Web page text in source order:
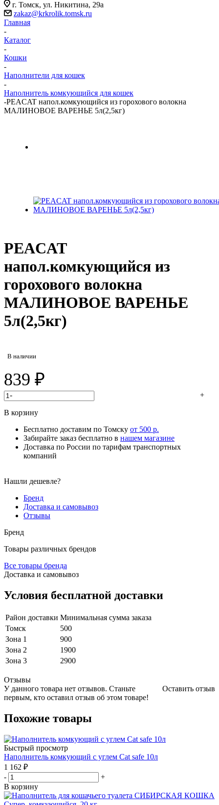
г. Томск, ​ул. Никитина, 29а
zakaz@krkrolik.tomsk.ru
Главная
-
Каталог
-
Кошки
-
Наполнители для кошек
-
Наполнитель комкующийся для кошек
-PEACAT напол.комкующийся из горохового волокна
МАЛИНОВОЕ ВАРЕНЬЕ 5л(2,5кг)
PEACAT
напол.комкующийся из
горохового волокна
МАЛИНОВОЕ ВАРЕНЬЕ
5л(2,5кг)
В наличии
839 ₽
- +
В корзину
Бесплатно доставим по Томску от 500 р.
Забирайте заказ бесплатно в нашем магазине
Доставка по России по тарифам транспортных
компаний
Нашли дешевле?
Бренд
Доставка и самовывоз
Отзывы
Бренд
Товары различных брендов
Все товары бренда
Доставка и самовывоз
Условия бесплатной доставки
Район доставки Минимальная сумма заказа
Томск
500
Зона 1
900
Зона 2
1900
Зона 3
2900
Отзывы
Оставить отзыв
У данного товара нет отзывов. Станьте
первым, кто оставил отзыв об этом товаре!
Похожие товары
Быстрый просмотр
Наполнитель комкующий с углем Cat safe 10л
1 162 ₽
-
+
В корзину